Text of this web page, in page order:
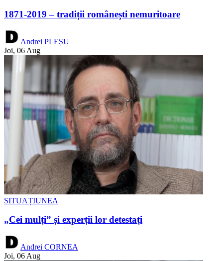
1871-2019 – tradiții românești nemuritoare
Andrei PLEȘU
Joi, 06 Aug
SITUAȚIUNEA
„Cei mulți” și experții lor detestați
Andrei CORNEA
Joi, 06 Aug